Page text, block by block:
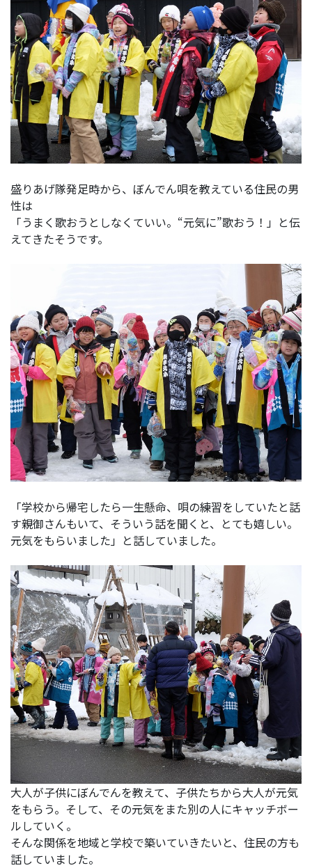
盛りあげ隊発足時から、ぼんでん唄を教えている住民の男
性は
「うまく歌おうとしなくていい。“元気に”歌おう！」と伝
えてきたそうです。
「学校から帰宅したら一生懸命、唄の練習をしていたと話
す親御さんもいて、そういう話を聞くと、とても嬉しい。
元気をもらいました」と話していました。
大人が子供にぼんでんを教えて、子供たちから大人が元気
をもらう。そして、その元気をまた別の人にキャッチボー
ルしていく。
そんな関係を地域と学校で築いていきたいと、住民の方も
話していました。